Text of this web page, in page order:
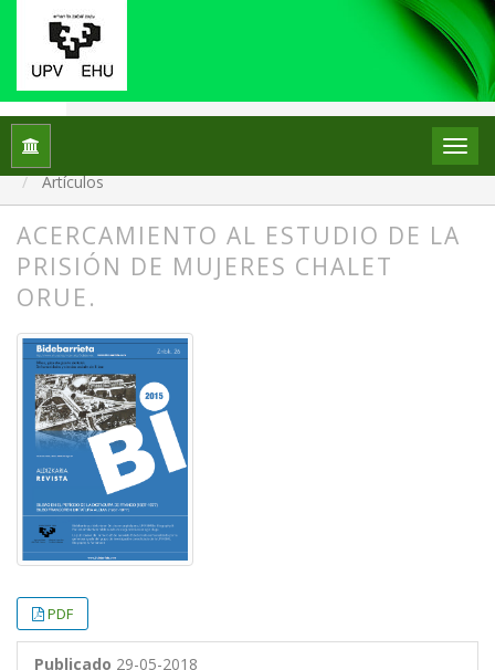
Inicio
Núm. 26 (2016): BILBAO EN EL PERÍODO
Artículos
ACERCAMIENTO AL ESTUDIO DE LA
PRISIÓN DE MUJERES CHALET
ORUE.
PDF
Publicado 29-05-2018